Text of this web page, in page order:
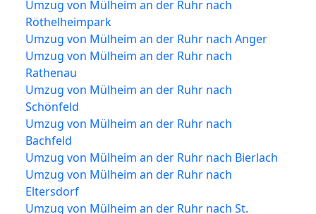
Umzug von Mülheim an der Ruhr nach
Röthelheimpark
Umzug von Mülheim an der Ruhr nach Anger
Umzug von Mülheim an der Ruhr nach
Rathenau
Umzug von Mülheim an der Ruhr nach
Schönfeld
Umzug von Mülheim an der Ruhr nach
Bachfeld
Umzug von Mülheim an der Ruhr nach Bierlach
Umzug von Mülheim an der Ruhr nach
Eltersdorf
Umzug von Mülheim an der Ruhr nach St.